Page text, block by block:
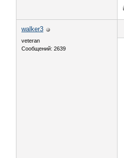
walker3
veteran
Сообщений: 2639